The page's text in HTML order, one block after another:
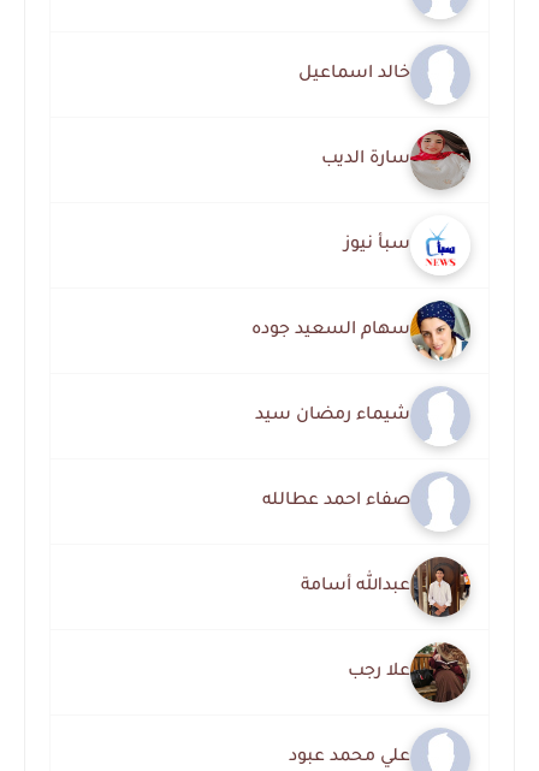
خالد اسماعيل
سارة الديب
سبأ نيوز
سهام السعيد جوده
شيماء رمضان سيد
صفاء احمد عطالله
عبدالله أسامة
علا رجب
علي محمد عبود